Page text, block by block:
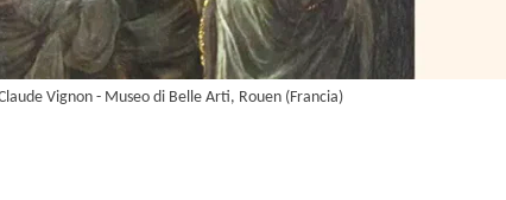
Vignon - Museo di Belle Arti, Rouen (Francia)